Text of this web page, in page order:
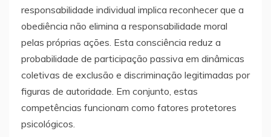
responsabilidade individual implica reconhecer que a
obediência não elimina a responsabilidade moral
pelas próprias ações. Esta consciência reduz a
probabilidade de participação passiva em dinâmicas
coletivas de exclusão e discriminação legitimadas por
figuras de autoridade. Em conjunto, estas
competências funcionam como fatores protetores
psicológicos.